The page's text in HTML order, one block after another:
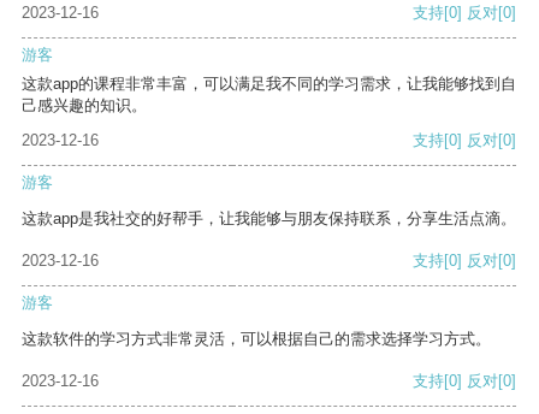
2023-12-16
支持[0] 反对[0]
游客
这款app的课程非常丰富，可以满足我不同的学习需求，让我能够找到自
己感兴趣的知识。
2023-12-16
支持[0] 反对[0]
游客
这款app是我社交的好帮手，让我能够与朋友保持联系，分享生活点滴。
2023-12-16 支持[0] 反对[0]
游客
这款软件的学习方式非常灵活，可以根据自己的需求选择学习方式。
2023-12-16 支持[0] 反对[0]